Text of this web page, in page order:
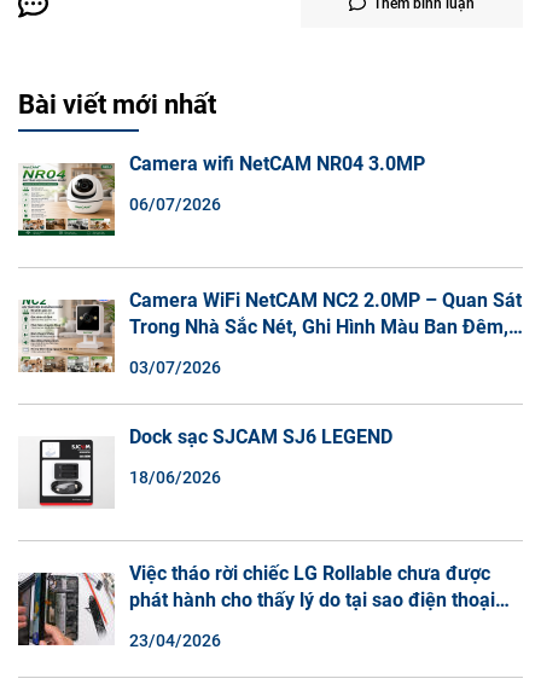
Thêm bình luận
Bài viết mới nhất
Camera wifi NetCAM NR04 3.0MP
06/07/2026
Camera WiFi NetCAM NC2 2.0MP – Quan Sát
Trong Nhà Sắc Nét, Ghi Hình Màu Ban Đêm,
03/07/2026
Dock sạc SJCAM SJ6 LEGEND
18/06/2026
Việc tháo rời chiếc LG Rollable chưa được
phát hành cho thấy lý do tại sao điện thoại
23/04/2026